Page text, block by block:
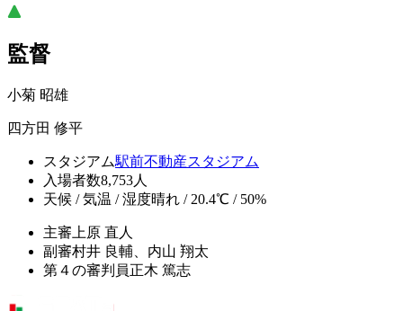
監督
小菊 昭雄
四方田 修平
スタジアム駅前不動産スタジアム
入場者数8,753人
天候 / 気温 / 湿度晴れ / 20.4℃ / 50%
主審 上原 直人
副審村井 良輔、内山 翔太
第４の審判員正木 篤志